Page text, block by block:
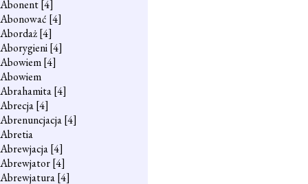
Abonent[4]
Abonować [4]
Abordaż[4]
Aborygieni[4]
Abowiem[4]
Abowiem
Abrahamita[4]
Abrecja[4]
Abrenuncjacja[4]
Abretia
Abrewjacja[4]
Abrewjator[4]
Abrewjatura[4]